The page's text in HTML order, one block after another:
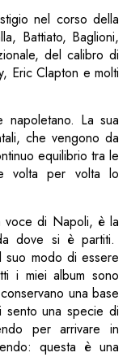
nel corso della
Battiato, Baglioni,
del calibro di
Eric Clapton e molti
napoletano. La sua
che vengono da
equilibrio tra le
volta per volta lo
voce di Napoli, è la
dove si è partiti.
suo modo di essere
i miei album sono
una base
sento una specie di
per arrivare in
questa è una